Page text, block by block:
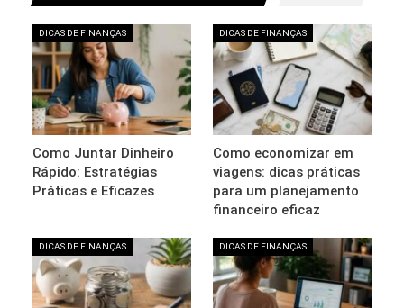
DICAS DE FINANÇAS
Como Juntar Dinheiro
Rápido: Estratégias
Práticas e Eficazes
DICAS DE FINANÇAS
Como economizar em
viagens: dicas práticas
para um planejamento
financeiro eficaz
DICAS DE FINANÇAS DICAS DE FINANÇAS